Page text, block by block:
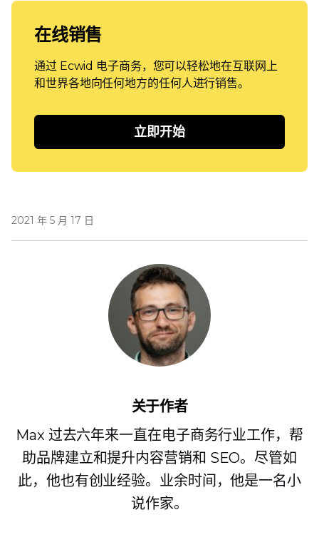
在线销售
通过 Ecwid 电子商务，您可以轻松地在互联网上
和世界各地向任何地方的任何人进行销售。
立即开始
2021 年 5 月 17 日
关于作者
Max 过去六年来一直在电子商务行业工作，帮
助品牌建立和提升内容营销和 SEO。尽管如
此，他也有创业经验。业余时间，他是一名小
说作家。